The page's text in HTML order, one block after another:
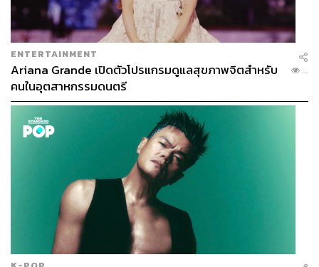
ENTERTAINMENT
Ariana Grande เปิดตัวโปรแกรมดูแลสุขภาพจิตสำหรับ
คนในอุตสาหกรรมดนตรี
...